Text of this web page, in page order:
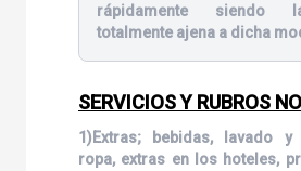
rápidamente siendo
totalmente ajena a dicha
SERVICIOS Y RUBROS
1)Extras; bebidas, lavado
ropa, extras en los hoteles,